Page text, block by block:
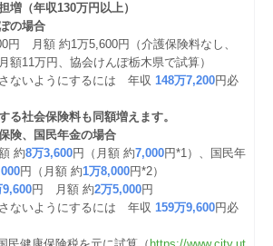
増（年収130万円以上）
の場合
円 月額 約1万5,600円（介護保険料なし、
額11万円、協会けんぽ栃木県で試算）
ないようにするには 年収 148万7,200円必
る社会保険料も同額増えます。
険、国民年金の場合
約8万3,600円（月額 約7,000円*1）、国民年
円（月額 約1万8,000円*2）
9,600円 月額 約2万5,000円
ないようにするには 年収 159万9,600円必